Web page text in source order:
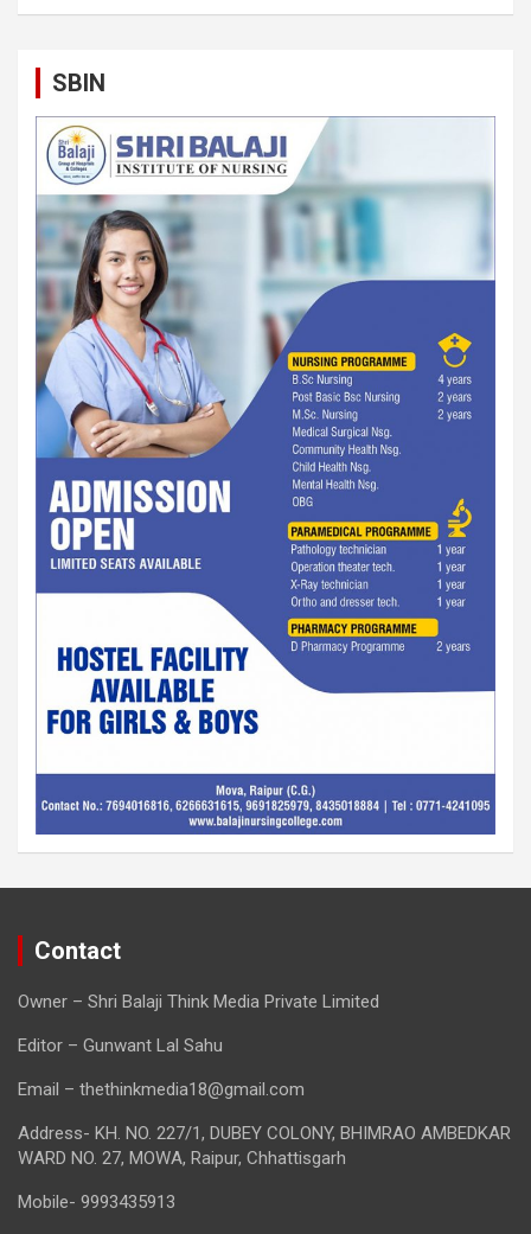
SBIN
Contact
Owner – Shri Balaji Think Media Private Limited
Editor – Gunwant Lal Sahu
Email – thethinkmedia18@gmail.com
Address- KH. NO. 227/1, DUBEY COLONY, BHIMRAO AMBEDKAR
WARD NO. 27, MOWA, Raipur, Chhattisgarh
Mobile- 9993435913